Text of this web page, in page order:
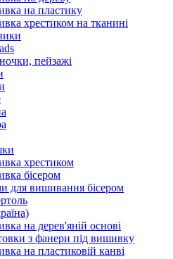
на пластику
хрестиком на тканині
пейзажі
хрестиком
бісером
для вишивання бісером
на дерев'яній основі
з фанери під вишивку
на пластиковій канві